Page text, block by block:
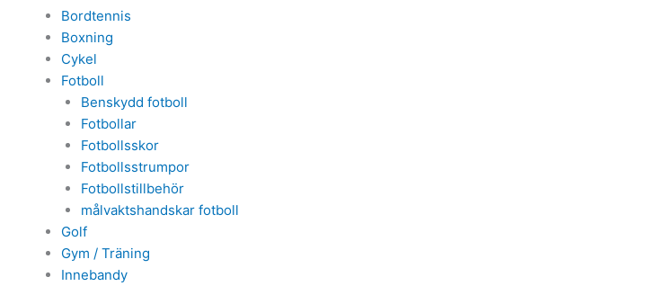
Bordtennis
Boxning
Cykel
Fotboll
Benskydd fotboll
Fotbollar
Fotbollsskor
Fotbollsstrumpor
Fotbollstillbehör
målvaktshandskar fotboll
Golf
Gym / Träning
Innebandy